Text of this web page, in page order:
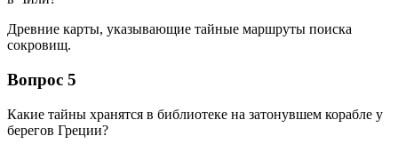
Древние карты, указывающие тайные маршруты поиска
сокровищ.
Вопрос 5
Какие тайны хранятся в библиотеке на затонувшем корабле у
берегов Греции?